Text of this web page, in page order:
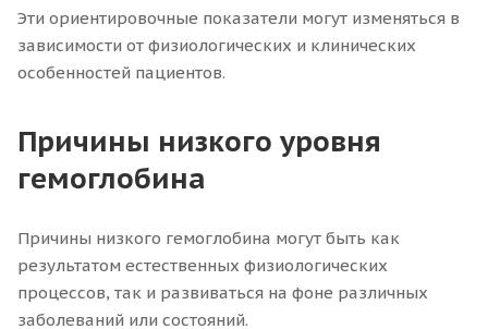
Эти ориентировочные показатели могут изменяться в
зависимости от физиологических и клинических
особенностей пациентов.
Причины низкого уровня
гемоглобина
Причины низкого гемоглобина могут быть как
результатом естественных физиологических
процессов, так и развиваться на фоне различных
заболеваний или состояний.